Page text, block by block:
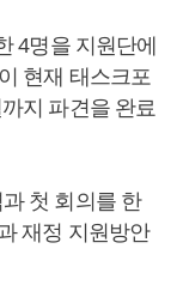
4명을 지원단에
현재 태스크포
지 파견을 완료
첫 회의를 한
재정 지원방안